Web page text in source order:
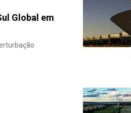
Global em